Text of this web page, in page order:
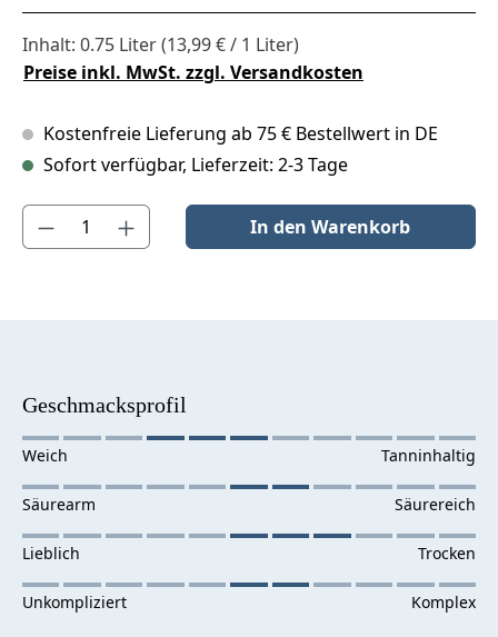
Inhalt: 0.75 Liter(13,99 € / 1 Liter)
Preise inkl. MwSt. zzgl. Versandkosten
Kostenfreie Lieferung ab 75 € Bestellwert in DE
Sofort verfügbar, Lieferzeit: 2-3 Tage
Produkt Anzahl: Gib den gewünschten Wert ein oder benutze
In den Warenkorb
Geschmacksprofil